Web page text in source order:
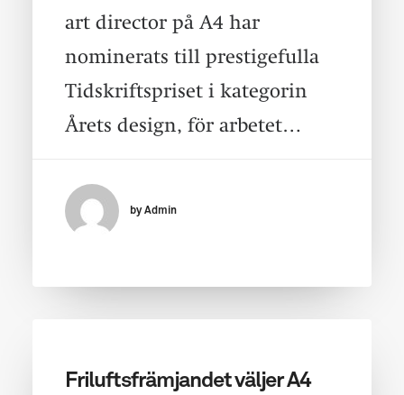
art director på A4 har
nominerats till prestigefulla
Tidskriftspriset i kategorin
Årets design, för arbetet…
by Admin
Friluftsfrämjandet väljer A4